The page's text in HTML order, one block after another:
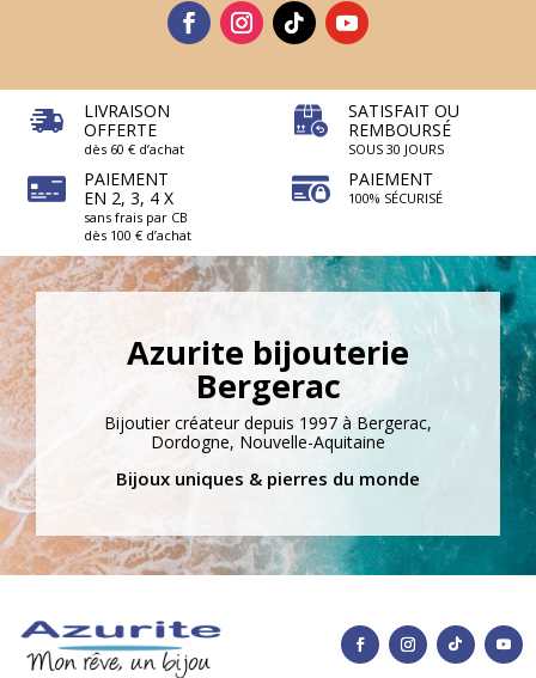
LIVRAISON
OFFERTE
dès 60 € d’achat
PAIEMENT
EN 2, 3, 4 X
sans frais par CB
dès 100 € d’achat
SATISFAIT OU
REMBOURSÉ
SOUS 30 JOURS
PAIEMENT
100% SÉCURISÉ
Azurite bijouterie
Bergerac
Bijoutier créateur depuis 1997 à Bergerac,
Dordogne, Nouvelle-Aquitaine
Bijoux uniques & pierres du monde